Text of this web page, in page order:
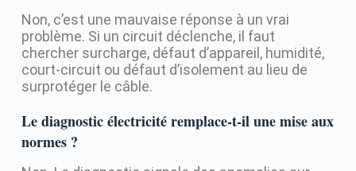
Non, c’est une mauvaise réponse à un vrai
problème. Si un circuit déclenche, il faut
chercher surcharge, défaut d’appareil, humidité,
court-circuit ou défaut d’isolement au lieu de
surprotéger le câble.
Le diagnostic électricité remplace-t-il une mise aux
normes ?